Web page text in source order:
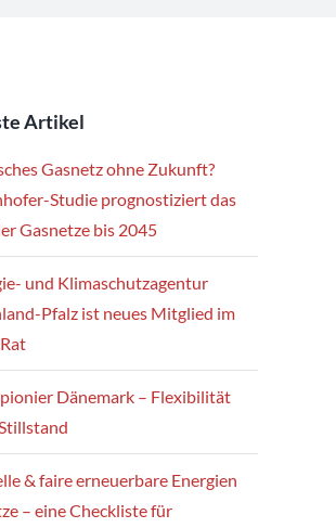
Artikel
Gasnetz ohne Zukunft?
Studie prognostiziert das
Gasnetze bis 2045
und Klimaschutzagentur
Pfalz ist neues Mitglied im
Dänemark – Flexibilität
& faire erneuerbare Energien
– eine Checkliste für